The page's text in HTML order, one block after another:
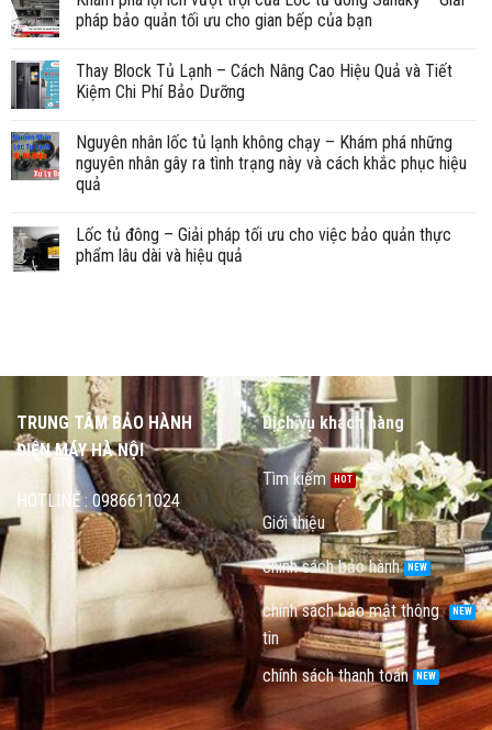
pháp bảo quản tối ưu cho gian bếp của bạn
Thay Block Tủ Lạnh – Cách Nâng Cao Hiệu Quả và Tiết
Kiệm Chi Phí Bảo Dưỡng
Nguyên nhân lốc tủ lạnh không chạy – Khám phá những
nguyên nhân gây ra tình trạng này và cách khắc phục hiệu
quả
Lốc tủ đông – Giải pháp tối ưu cho việc bảo quản thực
phẩm lâu dài và hiệu quả
TRUNG TÂM BẢO HÀNH
ĐIỆN MÁY HÀ NỘI
HOTLINE : 0986611024
Dịch vụ khách hàng
Tìm kiếm
Giới thiệu
chính sách bảo hành
chính sách bảo mật thông
tin
chính sách thanh toán